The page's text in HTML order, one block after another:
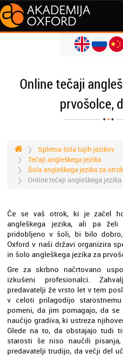
Online tečaji
prvošolce,
Spletna šola tujih jezikov
Tečaji angleškega jezika
Šola angleškega jezika za
Online tečaji angleškega
Če se vaš otrok, ki je začel
angleškega jezika, ali pa želi
pridobljeno v šoli, bi bilo
Oxford v naši državi organizira
in šolo angleškega jezika za
Gre za skrbno načrtovano
izkušeni profesionalci.
predavatelji že vrsto let v tem
v celoti prilagodijo
pomeni, da jim pomagajo, da
naučijo gradiva, ki ustreza
Glede na to, da obstajajo tudi
starosti še niso naučili
predavatelji trudijo, da večji del